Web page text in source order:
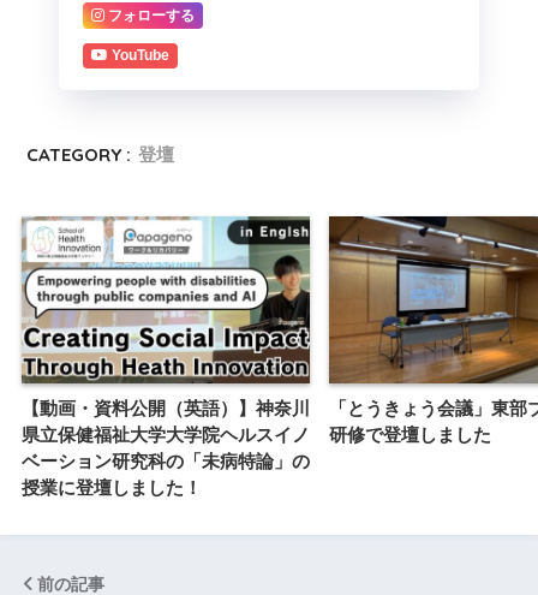
フォローする
YouTube
CATEGORY : 登壇
【動画・資料公開（英語）】神奈川
県立保健福祉大学大学院ヘルスイノ
ベーション研究科の「未病特論」の
授業に登壇しました！
「とうきょう会議」東部
研修で登壇しました
前の記事